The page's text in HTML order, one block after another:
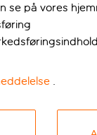
se på vores
.